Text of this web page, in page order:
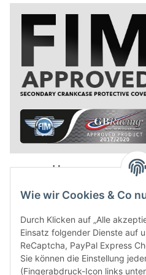
Wie wir Cookies & Co
Durch Klicken auf „Alle
Einsatz folgender Dienste auf
ReCaptcha, PayPal Express
Sie können die Einstellung
(Fingerabdruck-Icon links
powered by